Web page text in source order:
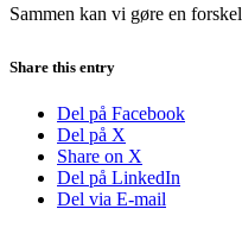
Sammen kan vi gøre en forskel
Share this entry
Del på Facebook
Del på X
Share on X
Del på LinkedIn
Del via E-mail